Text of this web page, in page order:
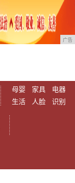
广告
母婴 家具
电器
生活
人脸 识别